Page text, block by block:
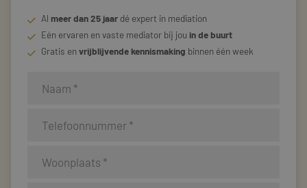
Al meer dan 25 jaar dé expert in mediation
Eén ervaren en vaste mediator bij jou in de buurt
Gratis envrijblijvende kennismaking binnen één week